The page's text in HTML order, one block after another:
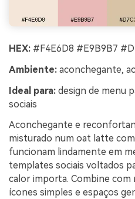
HEX: #F4E6D8 #E9B9B7
Ambiente: aconchegante,
Ideal para: design de menu
sociais
Aconchegante e
misturado num oat latte
funcionam lindamente em
templates sociais voltados
calor importa. Combine
ícones simples e espaços